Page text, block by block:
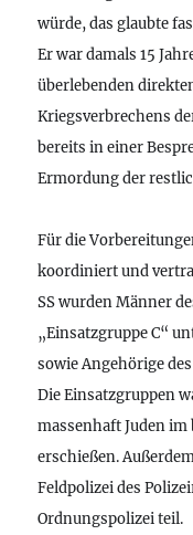
würde, das glaubte
Er war damals 15
überlebenden
Kriegsverbrechens
bereits in einer
Ermordung der
Für die
koordiniert und
SS wurden Männer
„Einsatzgruppe C“
sowie Angehörige
Die Einsatzgruppen
massenhaft Juden im
erschießen.
Feldpolizei des
Ordnungspolizei teil.